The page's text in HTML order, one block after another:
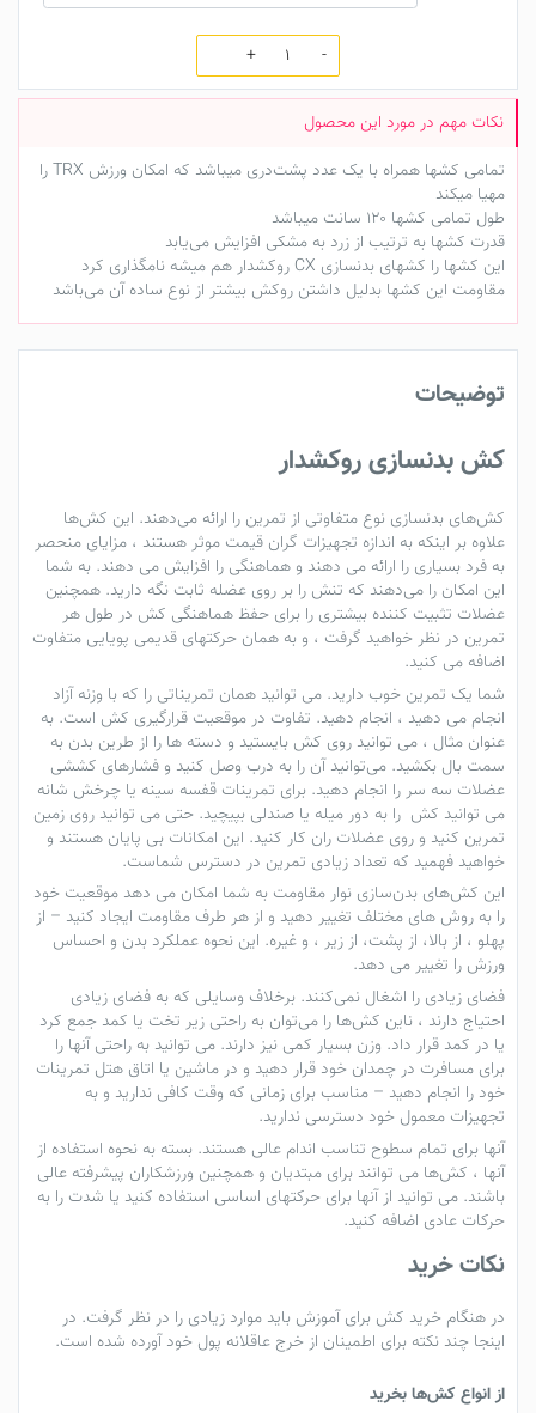
تمامی کشها همراه با یک عدد پشت‌دری میباشد که امکان ورزش TRX را
مهیا میکند
طول تمامی کشها ۱۲۰ سانت میباشد
قدرت کشها به ترتیب از زرد به مشکی افزایش می‌یابد
این کشها را کشهای بدنسازی CX روکشدار هم میشه نامگذاری کرد
مقاومت این کشها بدلیل داشتن روکش بیشتر از نوع ساده آن می‌باشد
توضیحات
کش بدنسازیروکشدار
کش‌های بدنسازی نوع متفاوتی از تمرین را ارائه می‌دهند. این کش‌ها
علاوه بر اینکه به اندازه تجهیزات گران قیمت موثر هستند ، مزایای منحصر
به فرد بسیاری را ارائه می دهند و هماهنگی را افزایش می دهند. به شما
این امکان را می‌دهند که تنش را بر روی عضله ثابت نگه دارید. همچنین
عضلات تثبیت کننده بیشتری را برای حفظ هماهنگی کش در طول هر
تمرین در نظر خواهید گرفت ، و به همان حرکتهای قدیمی پویایی متفاوت
اضافه می کنید.
شما یک تمرین خوب دارید. می توانید همان تمریناتی را که با وزنه آزاد
انجام می دهید ، انجام دهید. تفاوت در موقعیت قرارگیری کش است. به
عنوان مثال ، می توانید روی کش بایستید و دسته ها را از طرین بدن به
سمت بال بکشید. می‌توانید آن را به درب وصل کنید و فشارهای کششی
عضلات سه سر را انجام دهید. برای تمرینات قفسه سینه یا چرخش شانه
می توانید کش را به دور میله یا صندلی بپیچید. حتی می توانید روی زمین
تمرین کنید و روی عضلات ران کار کنید. این امکانات بی پایان هستند و
خواهید فهمید که تعداد زیادی تمرین در دسترس شماست.
این کش‌های بدن‌سازی نوار مقاومت به شما امکان می دهد موقعیت خود
را به روش های مختلف تغییر دهید و از هر طرف مقاومت ایجاد کنید – از
پهلو ، از بالا، از پشت، از زیر ، و غیره. این نحوه عملکرد بدن و احساس
ورزش را تغییر می دهد.
فضای زیادی را اشغال نمی‌کنند. برخلاف وسایلی که به فضای زیادی
احتیاج دارند ، ناین کش‌ها را می‌توان به راحتی زیر تخت یا کمد جمع کرد
یا در کمد قرار داد. وزن بسیار کمی نیز دارند. می توانید به راحتی آنها را
برای مسافرت در چمدان خود قرار دهید و در ماشین یا اتاق هتل تمرینات
خود را انجام دهید – مناسب برای زمانی که وقت کافی ندارید و به
تجهیزات معمول خود دسترسی ندارید.
آنها برای تمام سطوح تناسب اندام عالی هستند. بسته به نحوه استفاده از
آنها ، کش‌ها می توانند برای مبتدیان و همچنین ورزشکاران پیشرفته عالی
باشند. می توانید از آنها برای حرکتهای اساسی استفاده کنید یا شدت را به
حرکات عادی اضافه کنید.
نکات خرید
در هنگام خرید کش برای آموزش باید موارد زیادی را در نظر گرفت. در
اینجا چند نکته برای اطمینان از خرج عاقلانه پول خود آورده شده است.
ازانواع کش‌هابخرید